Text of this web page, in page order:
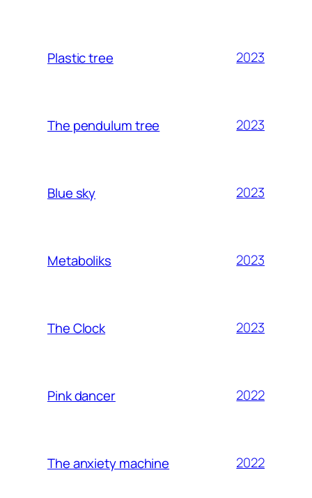
Plastic tree 2023
The pendulum tree 2023
Blue sky 2023
Metaboliks 2023
The Clock 2023
Pink dancer 2022
The anxiety machine 2022